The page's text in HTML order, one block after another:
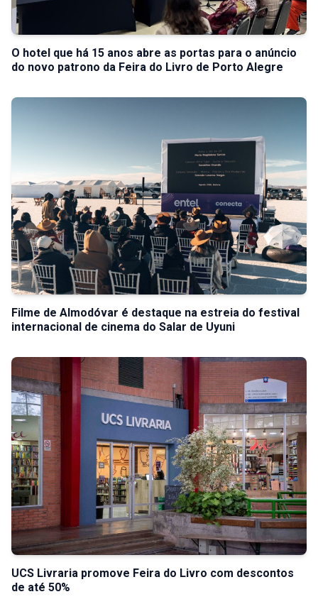
O hotel que há 15 anos abre as portas para o anúncio
do novo patrono da Feira do Livro de Porto Alegre
Filme de Almodóvar é destaque na estreia do festival
internacional de cinema do Salar de Uyuni
UCS Livraria promove Feira do Livro com descontos
de até 50%